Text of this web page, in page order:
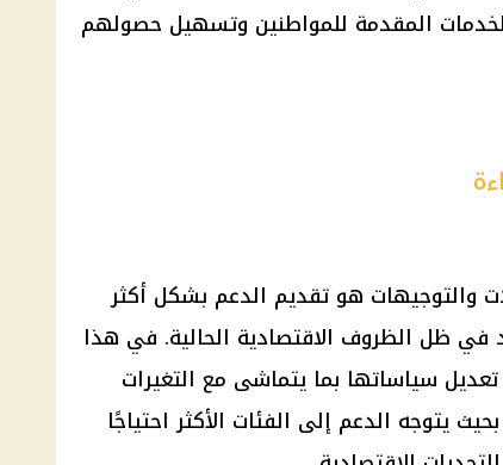
المقدمة للمواطنين وتسهيل حصولهم
والتوجيهات هو تقديم الدعم بشكل أكثر
في ظل الظروف الاقتصادية الحالية. في هذا
سياساتها بما يتماشى مع التغيرات
يتوجه الدعم إلى الفئات الأكثر احتياجًا